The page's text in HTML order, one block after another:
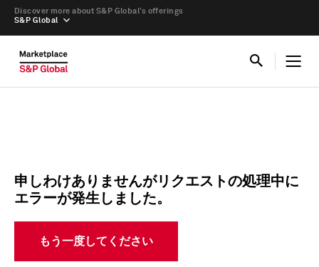
S&P Global
Discover more about S&P Global’s offerings
申しわけありませんがリクエストの処理中に
エラーが発生しました。
もう一度してください